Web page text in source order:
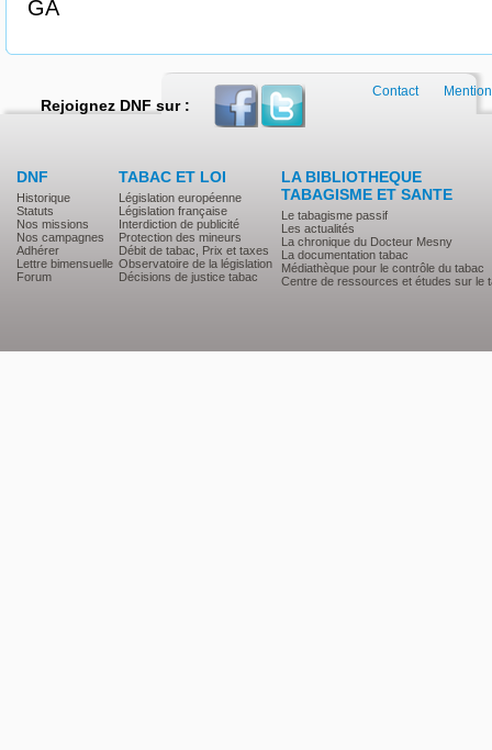
GA
Rejoignez DNF sur :
DNF
Historique
Statuts
Nos missions
Nos campagnes
Adhérer
Lettre bimensuelle
Forum
TABAC ET LOI
Législation européenne
Législation française
Interdiction de publicité
Protection des mineurs
Débit de tabac, Prix et taxes
Observatoire de la législation
Décisions de justice tabac
LA BIBLIOTHEQUE
TABAGISME ET SANTE
Le tabagisme passif
Les actualités
La chronique du Docteur Mesny
La documentation tabac
Médiathèque pour le contrôle du tabac
Centre de ressources et études sur le
Contact